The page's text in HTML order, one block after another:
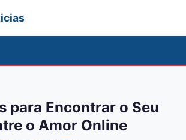
para Encontrar o Seu
o Amor Online